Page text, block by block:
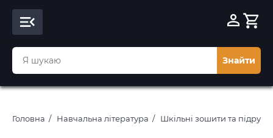
Знайти
Головна Навчальна література Шкільні зошити та